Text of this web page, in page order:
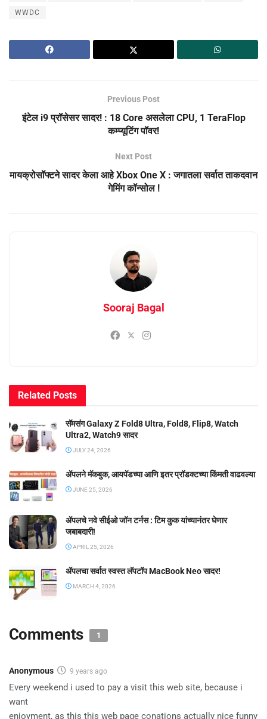
WWDC
Previous Post
इंटेल i9 प्रॉसेसर सादर! : 18 Core असलेला CPU, 1 TeraFlop
कम्प्यूटिंग पॉवर!
Next Post
मायक्रोसॉफ्टने सादर केला आहे Xbox One X : जगातला सर्वात ताकदवान
गेमिंग कॉन्सोल !
Sooraj Bagal
Related Posts
सॅमसंग Galaxy Z Fold8 Ultra, Fold8, Flip8, Watch
Ultra2, Watch9 सादर
JULY 24, 2026
ॲपलने मॅकबुक, आयपॅडच्या आणि इतर प्रॉडक्टच्या किंमती वाढवल्या
JUNE 25, 2026
ॲपलचे नवे सीईओ जॉन टर्नस : टिम कुक यांच्यानंतर घेणार
जबाबदारी!
APRIL 25, 2026
ॲपलचा सर्वात स्वस्त लॅपटॉप MacBook Neo सादर!
MARCH 4, 2026
Comments 1
Anonymous 9 years ago
Every weekend i used to pay a visit this web site, because i
want
enjoyment, as this this web page conations actually nice funny